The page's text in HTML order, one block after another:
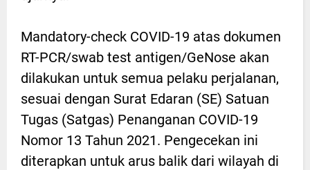
Mandatory-check COVID-19 atas dokumen
RT-PCR/swab test antigen/GeNose akan
dilakukan untuk semua pelaku perjalanan,
sesuai dengan Surat Edaran (SE) Satuan
Tugas (Satgas) Penanganan COVID-19
Nomor 13 Tahun 2021. Pengecekan ini
diterapkan untuk arus balik dari wilayah di